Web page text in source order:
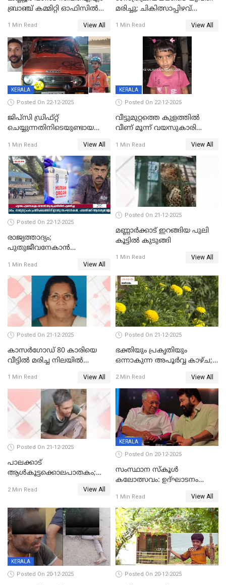
ബ്രാഞ്ച് കമ്മിറ്റി ഓഫിസിൽ
ചിത്രങ്ങളടക്കം കത്തിയ
നിലയിൽ
1 Min Read View All
മരിച്ചു; ചികിത്സാപ്പിഴവ്
സംഭവം മാവേലിക്കരയിൽ
1 Min Read View All
KERALA
Posted On 22-12-2025
ജിപ്സി ഡ്രിഫ്റ്റ്
ചെയ്യുന്നതിനിടെയുണ്ടായ
ദാരുണാന്ത്യം; ജീപ്സി
ഓടിച്ചയാൾ അറസ്റ്റിൽ.
1 Min Read View All
KERALA
Posted On 22-12-2025
വീട്ടുമുറ്റത്തെ കുളത്തിൽ
വീണ് മൂന്ന് വയസുകാരി
1 Min Read View All
Posted On 22-12-2025
രാജ്യത്താദ്യം;
പുതുജീവനേകാൻ
എറണാകുളം സർക്കാർ
ജനറൽ
ആശുപത്രിയിലെത്തിച്ചു
1 Min Read View All
Posted On 21-12-2025
മണ്ണാർക്കാട് ഇറങ്ങിയ പുലി
കൂട്ടിൽ കുടുങ്ങി
1 Min Read View All
Posted On 21-12-2025
കാസർഗോഡ് 80 കാരിയെ
വീട്ടിൽ മരിച്ച നിലയിൽ
1 Min Read View All
Posted On 21-12-2025
ഭക്തിയും പ്രകൃതിയും
ഒന്നാകുന്ന അപൂര്‍വ്വ കാഴ്ച;
കാഴ്ചാനുഭവമൊരുക്കി
ശബരീ നന്ദനം
2 Min Read View All
Posted On 21-12-2025
പാലക്കാട്‌
ആൾകൂട്ടക്കൊലപാതകം;
ഊർജ്ജിതമാക്കിമാക്കി
2 Min Read View All
KERALA
Posted On 20-12-2025
സംസ്ഥാന സ്കൂൾ
കലോത്സവം: ഉദ്ഘാടനം
മുഖ്യാതിഥിയായി
മോഹൻലാൽ
1 Min Read View All
KERALA
Posted On 20-12-2025 Posted On 20-12-2025